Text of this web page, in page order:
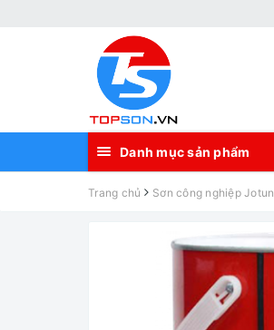
Danh mục sản phẩm
Trang chủ Sơn công nghiệp Jotun